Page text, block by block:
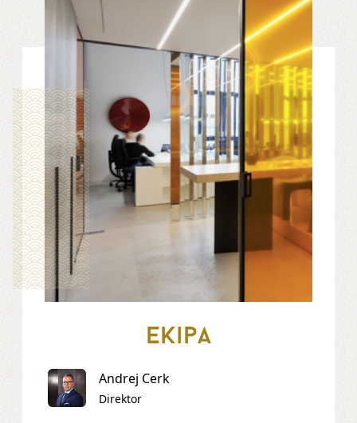
Ekipa
Andrej Cerk
Direktor